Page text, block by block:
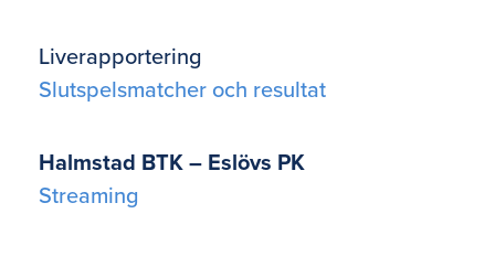
Liverapportering
Slutspelsmatcher och resultat
Halmstad BTK – Eslövs PK
Streaming